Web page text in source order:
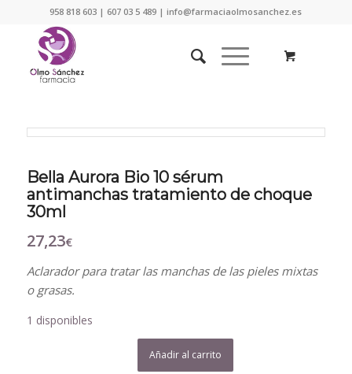
958 818 603 | 607 03 5 489 | info@farmaciaolmosanchez.es
Bella Aurora Bio 10 sérum
antimanchas tratamiento de choque
30ml
27,23€
Aclarador para tratar las manchas de las pieles mixtas
o grasas.
1 disponibles
Añadir al carrito